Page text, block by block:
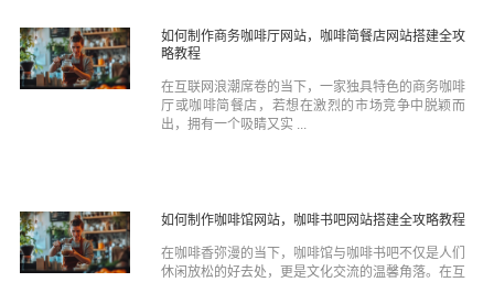
如何制作商务咖啡厅网站，咖啡简餐店网站搭建全攻
略教程
在互联网浪潮席卷的当下，一家独具特色的商务咖啡
厅或咖啡简餐店，若想在激烈的市场竞争中脱颖而
出，拥有一个吸睛又实 ...
如何制作咖啡馆网站，咖啡书吧网站搭建全攻略教程
在咖啡香弥漫的当下，咖啡馆与咖啡书吧不仅是人们
休闲放松的好去处，更是文化交流的温馨角落。在互